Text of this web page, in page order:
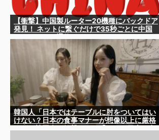
【衝撃】中国製ルーター20機種にバックドア
発見！ ネットに繋ぐだけで35秒ごとに中国
韓国人「日本ではテーブルに肘をついてはい
けない？日本の食事マナーが想像以上に厳格